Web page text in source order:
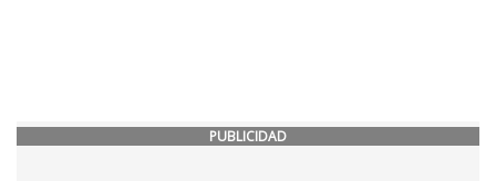
PUBLICIDAD